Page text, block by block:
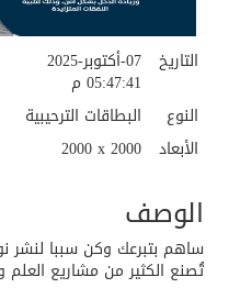
07-أكتوبر-2025
05:47:41 م
التاريخ
البطاقات الترحيبية
النوع
2000 x 2000 الأبعاد
الوصف
ساهم بتبرعك وكن سببا
تُصنع الكثير من مشاريع العلم